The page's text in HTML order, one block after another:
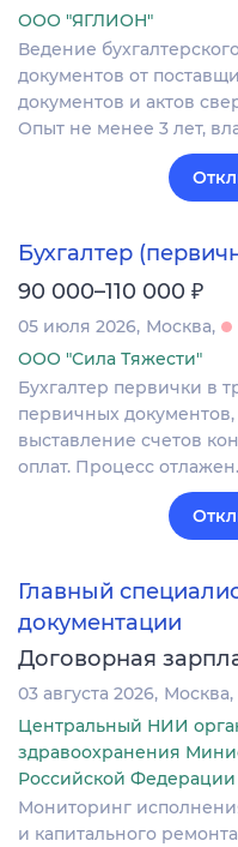
ООО "ЯГЛИОН"
Ведение
документов от
документов и актов
Опыт не менее 3 лет,
Бухгалтер
90 000–110 000 ₽
05 июля 2026 Москва
ООО "Сила Тяжести"
Бухгалтер первички в
первичных
выставление счетов
оплат. Процесс отлажен.
Главный
документации
Договорная
03 августа 2026 Москва
Центральный НИИ
здравоохранения
Российской Федерации
Мониторинг
и капитального